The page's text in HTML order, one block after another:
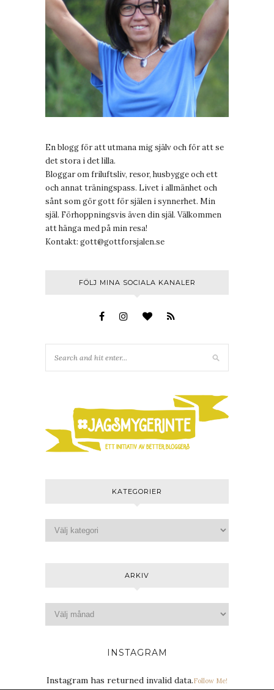
En blogg för att utmana mig själv och för att se
det stora i det lilla.
Bloggar om friluftsliv, resor, husbygge och ett
och annat träningspass. Livet i allmänhet och
sånt som gör gott för själen i synnerhet. Min
själ. Förhoppningsvis även din själ. Välkommen
att hänga med på min resa!
Kontakt: gott@gottforsjalen.se
FÖLJ MINA SOCIALA KANALER
KATEGORIER
ARKIV
INSTAGRAM
Instagram has returned invalid data.Follow Me!